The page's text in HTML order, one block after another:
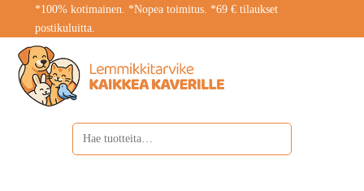
*100% kotimainen. *Nopea toimitus. *69 € tilaukset
postikuluitta.